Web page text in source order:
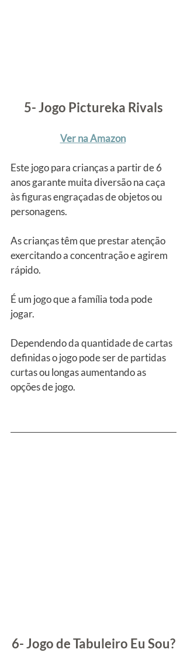
5- Jogo Pictureka Rivals
Ver na Amazon
Este jogo para crianças a partir de 6
anos garante muita diversão na caça
às figuras engraçadas de objetos ou
personagens.
As crianças têm que prestar atenção
exercitando a concentração e agirem
rápido.
É um jogo que a família toda pode
jogar.
Dependendo da quantidade de cartas
definidas o jogo pode ser de partidas
curtas ou longas aumentando as
opções de jogo.
6- Jogo de Tabuleiro Eu Sou?